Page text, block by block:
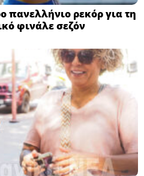
πανελλήνιο ρεκόρ για τη
φινάλε σεζόν